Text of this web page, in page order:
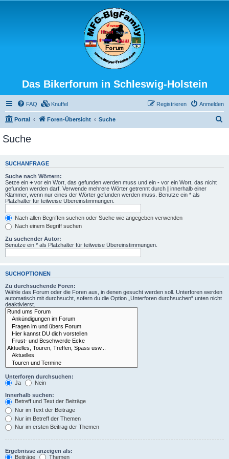
Das Bikerforum in Schleswig-Holstein
FAQ Knuffel Anmelden
Registrieren
Portal Foren-Übersicht Suche
e
Suche
SUCHANFRAGE
Suche nach Wörtern:
Setze ein + vor ein Wort, das gefunden werden muss und ein - vor ein Wort, das nicht
gefunden werden darf. Verwende mehrere Wörter getrennt durch | innerhalb einer
Klammer, wenn nur eines der Wörter gefunden werden muss. Benutze ein * als
Platzhalter für teilweise Übereinstimmungen.
Nach allen Begriffen suchen oder Suche wie angegeben verwenden
Nach einem Begriff suchen
Zu suchender Autor:
Benutze ein * als Platzhalter für teilweise Übereinstimmungen.
SUCHOPTIONEN
Zu durchsuchende Foren:
Wähle das Forum oder die Foren aus, in denen gesucht werden soll. Unterforen werden
automatisch mit durchsucht, sofern du die Option „Unterforen durchsuchen“ unten nicht
deaktivierst.
Unterforen durchsuchen:
Ja
Nein
Innerhalb suchen:
Betreff und Text der Beiträge
Nur im Text der Beiträge
Nur im Betreff der Themen
Nur im ersten Beitrag der Themen
Ergebnisse anzeigen als:
Beiträge
Themen